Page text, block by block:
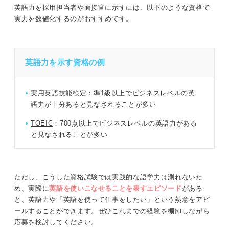
英語力を採用担当者や面接官に示すには、以下のような資格で
実力を数値化するのがおすすめです。
英語力を示す資格の例
実用英語技能検定 ：準1級以上でビジネスレベルの英
語力が十分あると見なされることが多い
TOEIC ：700点以上でビジネスレベルの英語力がある
と見なされることが多い
ただし、こうした資格試験では実践的な語学力は測れないた
め、実際に英語を使いこなせることを表すエピソードがある
と、英語力や「英語を使って仕事をしたい」という熱意をアピ
ールすることができます。ぜひこれまでの経験を棚卸しながら
応募を検討してください。